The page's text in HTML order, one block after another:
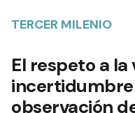
TERCER MILENIO
El respeto a
observación